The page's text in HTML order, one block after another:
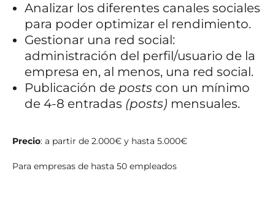
Analizar los diferentes canales sociales
para poder optimizar el rendimiento.
Gestionar una red social:
administración del perfil/usuario de la
empresa en, al menos, una red social.
Publicación de posts con un mínimo
de 4-8 entradas (posts) mensuales.
Precio: a partir de 2.000€ y hasta 5.000€
Para empresas de hasta 50 empleados